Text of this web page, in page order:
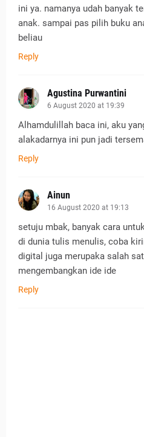
ini ya. namanya udah banyak
anak. sampai pas pilih buku
beliau
Reply
Agustina Purwantini
6 August 2020 at 19:39
Alhamdulillah baca ini, aku
alakadarnya ini pun jadi
Reply
Ainun
16 August 2020 at 19:13
setuju mbak, banyak cara
di dunia tulis menulis, coba
digital juga merupaka salah
mengembangkan ide ide
Reply